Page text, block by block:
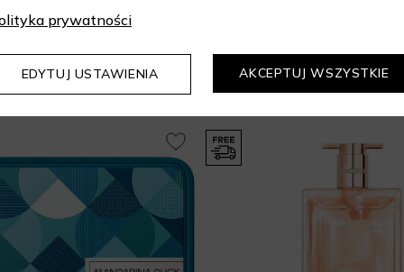
Mogą Cię zainteresować
prywatności
EDYTUJ USTAWIENIA AKCEPTUJ WSZYSTKIE